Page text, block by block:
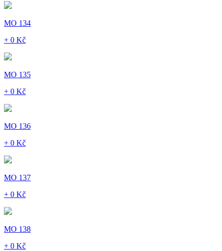
MO 134
+ 0 Kč
MO 135
+ 0 Kč
MO 136
+ 0 Kč
MO 137
+ 0 Kč
MO 138
+ 0 Kč